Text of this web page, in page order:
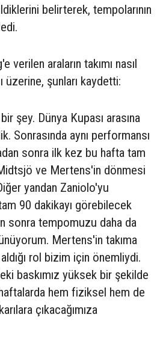
belirterek, tempolarının
verilen araların takımı nasıl
şunları kaydetti:
şey. Dünya Kupası arasına
Sonrasında aynı performansı
sonra ilk kez bu hafta tam
ve Mertens'in dönmesi
yandan Zaniolo'yu
90 dakikayı görebilecek
sonra tempomuzu daha da
Mertens'in takıma
rol bizim için önemliydi.
baskımız yüksek bir şekilde
hem fiziksel hem de
çıkacağımıza